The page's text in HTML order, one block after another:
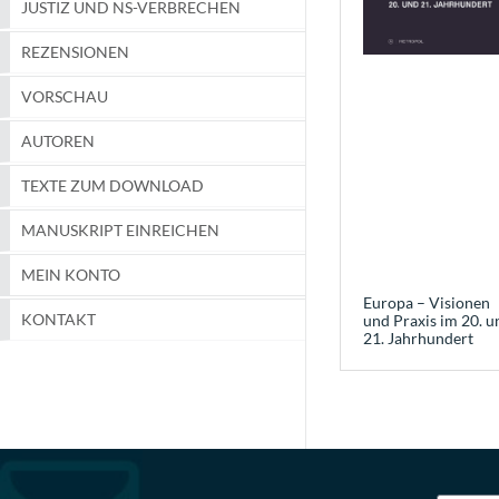
JUSTIZ UND NS-VERBRECHEN
REZENSIONEN
VORSCHAU
AUTOREN
TEXTE ZUM DOWNLOAD
MANUSKRIPT EINREICHEN
MEIN KONTO
KONTAKT
Europa – Visionen
und Praxis im 20.
21. Jahrhundert